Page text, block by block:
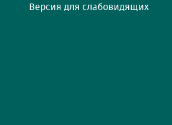
Версия для слабовидящих